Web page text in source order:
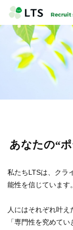
あなたの“
私たちLTSは、クラ
能性を信じています。
人にはそれぞれ叶え
「専門性を究めて